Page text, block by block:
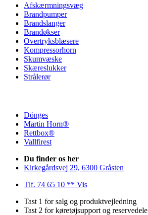
Afskærmningsvæg
Brandpumper
Brandslanger
Brandøkser
Overtryksblæsere
Kompressorhorn
Skumvæske
Skæreslukker
Strålerør
Dönges
Martin Horn®
Rettbox®
Vallfirest
Du finder os her
Kirkegårdsvej 29, 6300 Gråsten
Tlf. 74 65 10 ** Vis
Tast 1 for salg og produktvejledning
Tast 2 for køretøjsupport og reservedele